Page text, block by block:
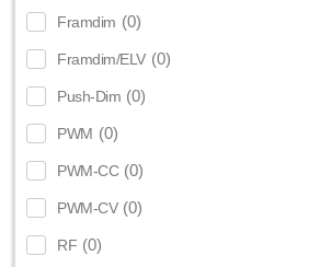
Framdim (0)
Framdim/ELV (0)
Push-Dim (0)
PWM (0)
PWM-CC (0)
PWM-CV (0)
RF (0)